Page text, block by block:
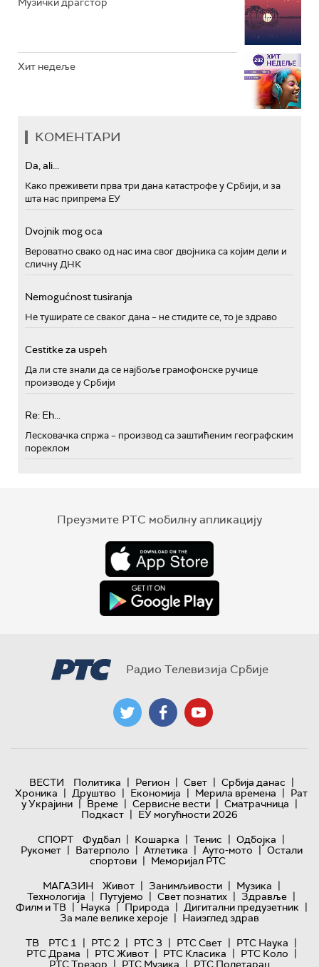
Хит недеље
КОМЕНТАРИ
Da, ali...
Како преживети прва три дана катастрофе у Србији, и за
шта нас припрема ЕУ
Dvojnik mog oca
Вероватно свако од нас има свог двојника са којим дели и
сличну ДНК
Nemogućnost tusiranja
Не туширате се сваког дана – не стидите се, то је здраво
Cestitke za uspeh
Да ли сте знали да се најбоље грамофонске ручице
производе у Србији
Re: Eh...
Лесковачка спржа – производ са заштићеним географским
пореклом
Преузмите РТС мобилну апликацију
Радио Телевизија Србије
ВЕСТИ Политика | Регион | Свет | Србија данас |
Хроника | Друштво | Економија | Мерила времена | Рат
у Украјини | Време | Сервисне вести | Сматрачница |
Подкаст | ЕУ могућности 2026
СПОРТ
Фудбал | Кошарка | Тенис | Одбојка |
Рукомет | Ватерполо | Атлетика | Ауто-мото | Остали
спортови | Меморијал РТС
МАГАЗИН
Живот | Занимљивости | Музика |
Технологијa | Путујемо | Свет познатих | Здравље |
Филм и ТВ | Наука | Природа | Дигитални предузетник |
За мале велике хероје | Наизглед здрав
ТВ
РТС 1 | РТС 2 | РТС 3 | РТС Свет | РТС Наука |
РТС Драма | РТС Живот | РТС Класика | РТС Коло |
РТС Трезор | РТС Музика | РТС Полетарац